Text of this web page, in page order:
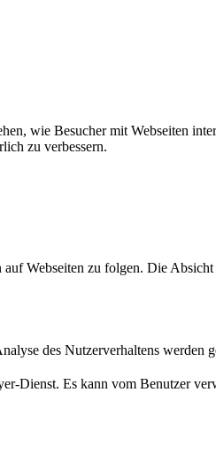
wie Besucher mit Webseiten
zu verbessern.
Webseiten zu folgen. Die
des Nutzerverhaltens werden
Dienst. Es kann vom Benutzer